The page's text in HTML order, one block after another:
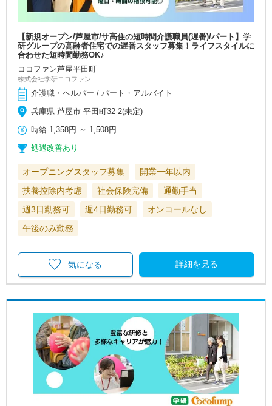
【新規オープン/芦屋市/サ高住の短時間介護職員(遅番)/パート】学
研グループの高齢者住宅での遅番スタッフ募集！ライフスタイルに
合わせた短時間勤務OK♪
ココファン芦屋平田町
株式会社学研ココファン
介護職・ヘルパー / パート・アルバイト
兵庫県 芦屋市 平田町32-2(未定)
時給 1,358円 ～ 1,508円
処遇改善あり
オープニングスタッフ募集
開業一年以内
扶養控除内考慮
社会保険完備
通勤手当
週3日勤務可
週4日勤務可
オンコールなし
午後のみ勤務
詳細を見る
気になる